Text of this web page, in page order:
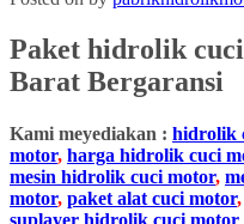
Paket hidrolik
Barat Bergaransi
Kami meyediakan : hidrolik
motor, harga hidrolik cuci
mesin hidrolik cuci motor,
motor, paket alat cuci motor,
suplayer hidrolik cuci motor